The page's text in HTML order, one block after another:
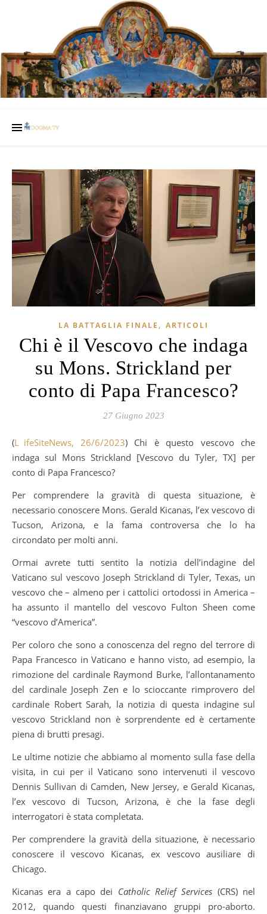
LA BATTAGLIA FINALE , ARTICOLI
Chi è il Vescovo che indaga
su Mons. Strickland per
conto di Papa Francesco?
27 Giugno 2023
( LifeSiteNews, 26/6/2023) Chi è questo vescovo che
indaga sul Mons Strickland [Vescovo du Tyler, TX] per
conto di Papa Francesco?
Per comprendere la gravità di questa situazione, è
necessario conoscere Mons. Gerald Kicanas, l’ex vescovo di
Tucson, Arizona, e la fama controversa che lo ha
circondato per molti anni.
Ormai avrete tutti sentito la notizia dell’indagine del
Vaticano sul vescovo Joseph Strickland di Tyler, Texas, un
vescovo che – almeno per i cattolici ortodossi in America –
ha assunto il mantello del vescovo Fulton Sheen come
“vescovo d’America”.
Per coloro che sono a conoscenza del regno del terrore di
Papa Francesco in Vaticano e hanno visto, ad esempio, la
rimozione del cardinale Raymond Burke, l’allontanamento
del cardinale Joseph Zen e lo scioccante rimprovero del
cardinale Robert Sarah, la notizia di questa indagine sul
vescovo Strickland non è sorprendente ed è certamente
piena di brutti presagi.
Le ultime notizie che abbiamo al momento sulla fase della
visita, in cui per il Vaticano sono intervenuti il vescovo
Dennis Sullivan di Camden, New Jersey, e Gerald Kicanas,
l’ex vescovo di Tucson, Arizona, è che la fase degli
interrogatori è stata completata.
Per comprendere la gravità della situazione, è necessario
conoscere il vescovo Kicanas, ex vescovo ausiliare di
Chicago.
Kicanas era a capo dei Catholic Relief Services (CRS) nel
2012, quando questi finanziavano gruppi pro-aborto.